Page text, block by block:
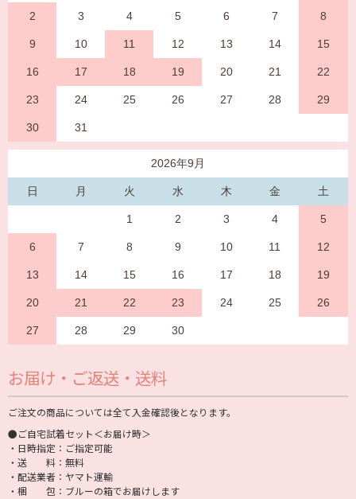
2 3 4 5 6 7 8
9 10 11 12 13 14 15
16 17 18 19 20 21 22
23 24 25 26 27 28 29
30 31
2026年9月
日 月 火 水 木 金 土
1 2 3 4 5
6 7 8 9 10 11 12
13 14 15 16 17 18 19
20 21 22 23 24 25 26
27 28 29 30
お届け・ご返送・送料
ご注文の商品については全て入金確認後となります。
●ご自宅試着セット＜お届け時＞
・日時指定：ご指定可能
・送 料：無料
・配送業者：ヤマト運輸
・梱 包：ブルーの箱でお届けします